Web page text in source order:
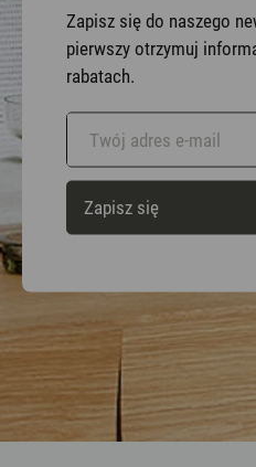
Zapisz się do naszego
pierwszy otrzymuj
rabatach.
Zapisz się